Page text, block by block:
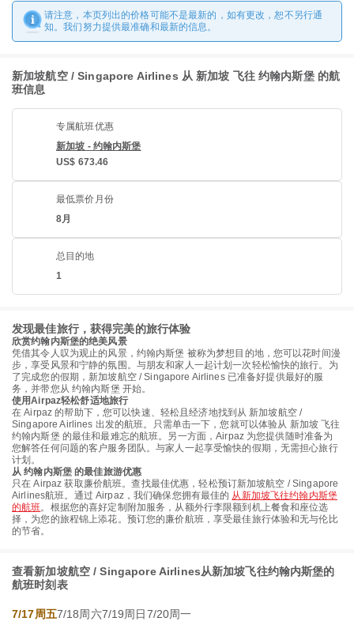
请注意，本页列出的价格可能不是最新的，如有更改，恕不另行通
知。我们努力提供最准确和最新的信息。
新加坡航空 / Singapore Airlines 从 新加坡 飞往 约翰内斯堡 的航
班信息
专属航班优惠
新加坡 - 约翰内斯堡
US$ 673.46
最低票价月份
8月
总目的地
1
发现最佳旅行，获得完美的旅行体验
欣赏约翰内斯堡的绝美风景
凭借其令人叹为观止的风景，约翰内斯堡 被称为梦想目的地，您可以花时间漫
步，享受风景和宁静的氛围。与朋友和家人一起计划一次轻松愉快的旅行。为
了完成您的假期，新加坡航空 / Singapore Airlines 已准备好提供最好的服
务，并带您从 约翰内斯堡 开始。
使用Airpaz轻松舒适地旅行
在 Airpaz 的帮助下，您可以快速、轻松且经济地找到从 新加坡航空 /
Singapore Airlines 出发的航班。只需单击一下，您就可以体验从 新加坡 飞往
约翰内斯堡 的最佳和最难忘的航班。另一方面，Airpaz 为您提供随时准备为
您解答任何问题的客户服务团队。与家人一起享受愉快的假期，无需担心旅行
计划。
从 约翰内斯堡 的最佳旅游优惠
只在 Airpaz 获取廉价航班。查找最佳优惠，轻松预订新加坡航空 / Singapore
Airlines航班。通过 Airpaz，我们确保您拥有最佳的 从新加坡飞往约翰内斯堡
的航班。根据您的喜好定制附加服务，从额外行李限额到机上餐食和座位选
择，为您的旅程锦上添花。预订您的廉价航班，享受最佳旅行体验和无与伦比
的节省。
查看新加坡航空 / Singapore Airlines从新加坡飞往约翰内斯堡的
航班时刻表
7/17周五7/18周六7/19周日7/20周一